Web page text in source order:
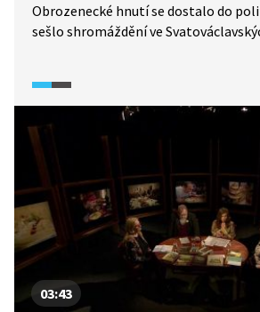
Obrozenecké hnutí se dostalo do
sešlo shromáždění ve
souvisely události s českým národním
jsou mýty a co skutečnost? Podívejte
na podrobnosti v širších souvislostech.
03:43